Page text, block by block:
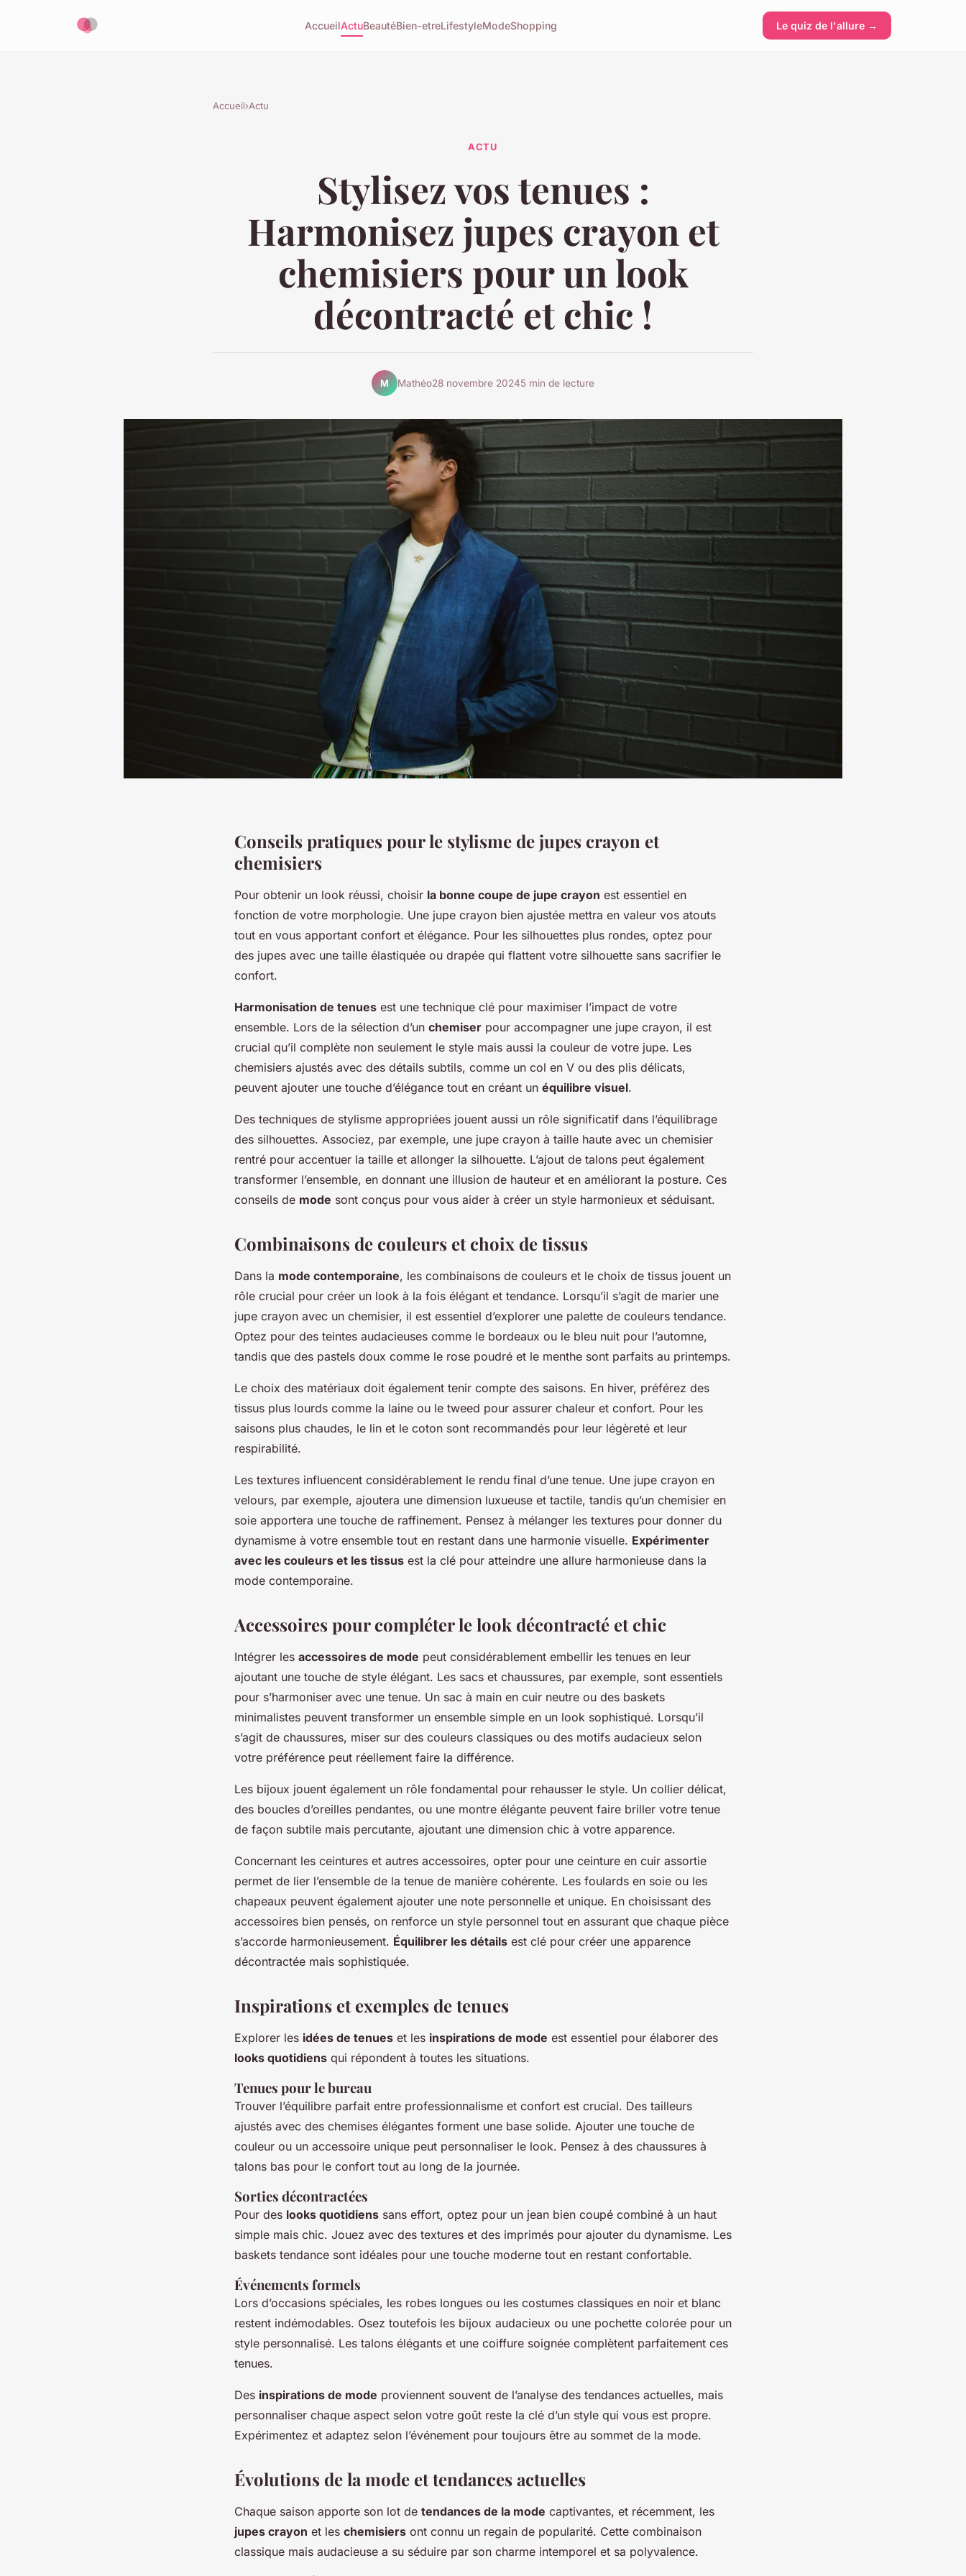
AccueilActuBeautéBien-etreLifestyleModeShopping Le quiz de l'allure →
Accueil›Actu
ACTU
Stylisez vos tenues :
Harmonisez jupes crayon et
chemisiers pour un look
décontracté et chic !
M Mathéo28 novembre 20245 min de lecture
Conseils pratiques pour le stylisme de jupes crayon et
chemisiers
Pour obtenir un look réussi, choisir la bonne coupe de jupe crayon est essentiel en
fonction de votre morphologie. Une jupe crayon bien ajustée mettra en valeur vos atouts
tout en vous apportant confort et élégance. Pour les silhouettes plus rondes, optez pour
des jupes avec une taille élastiquée ou drapée qui flattent votre silhouette sans sacrifier le
confort.
Harmonisation de tenues est une technique clé pour maximiser l’impact de votre
ensemble. Lors de la sélection d’un chemiser pour accompagner une jupe crayon, il est
crucial qu’il complète non seulement le style mais aussi la couleur de votre jupe. Les
chemisiers ajustés avec des détails subtils, comme un col en V ou des plis délicats,
peuvent ajouter une touche d’élégance tout en créant un équilibre visuel.
Des techniques de stylisme appropriées jouent aussi un rôle significatif dans l’équilibrage
des silhouettes. Associez, par exemple, une jupe crayon à taille haute avec un chemisier
rentré pour accentuer la taille et allonger la silhouette. L’ajout de talons peut également
transformer l’ensemble, en donnant une illusion de hauteur et en améliorant la posture. Ces
conseils de mode sont conçus pour vous aider à créer un style harmonieux et séduisant.
Combinaisons de couleurs et choix de tissus
Dans la mode contemporaine, les combinaisons de couleurs et le choix de tissus jouent un
rôle crucial pour créer un look à la fois élégant et tendance. Lorsqu’il s’agit de marier une
jupe crayon avec un chemisier, il est essentiel d’explorer une palette de couleurs tendance.
Optez pour des teintes audacieuses comme le bordeaux ou le bleu nuit pour l’automne,
tandis que des pastels doux comme le rose poudré et le menthe sont parfaits au printemps.
Le choix des matériaux doit également tenir compte des saisons. En hiver, préférez des
tissus plus lourds comme la laine ou le tweed pour assurer chaleur et confort. Pour les
saisons plus chaudes, le lin et le coton sont recommandés pour leur légèreté et leur
respirabilité.
Les textures influencent considérablement le rendu final d’une tenue. Une jupe crayon en
velours, par exemple, ajoutera une dimension luxueuse et tactile, tandis qu’un chemisier en
soie apportera une touche de raffinement. Pensez à mélanger les textures pour donner du
dynamisme à votre ensemble tout en restant dans une harmonie visuelle. Expérimenter
avec les couleurs et les tissus est la clé pour atteindre une allure harmonieuse dans la
mode contemporaine.
Accessoires pour compléter le look décontracté et chic
Intégrer les accessoires de mode peut considérablement embellir les tenues en leur
ajoutant une touche de style élégant. Les sacs et chaussures, par exemple, sont essentiels
pour s’harmoniser avec une tenue. Un sac à main en cuir neutre ou des baskets
minimalistes peuvent transformer un ensemble simple en un look sophistiqué. Lorsqu’il
s’agit de chaussures, miser sur des couleurs classiques ou des motifs audacieux selon
votre préférence peut réellement faire la différence.
Les bijoux jouent également un rôle fondamental pour rehausser le style. Un collier délicat,
des boucles d’oreilles pendantes, ou une montre élégante peuvent faire briller votre tenue
de façon subtile mais percutante, ajoutant une dimension chic à votre apparence.
Concernant les ceintures et autres accessoires, opter pour une ceinture en cuir assortie
permet de lier l’ensemble de la tenue de manière cohérente. Les foulards en soie ou les
chapeaux peuvent également ajouter une note personnelle et unique. En choisissant des
accessoires bien pensés, on renforce un style personnel tout en assurant que chaque pièce
s’accorde harmonieusement. Équilibrer les détails est clé pour créer une apparence
décontractée mais sophistiquée.
Inspirations et exemples de tenues
Explorer les idées de tenues et les inspirations de mode est essentiel pour élaborer des
looks quotidiens qui répondent à toutes les situations.
Tenues pour le bureau
Trouver l’équilibre parfait entre professionnalisme et confort est crucial. Des tailleurs
ajustés avec des chemises élégantes forment une base solide. Ajouter une touche de
couleur ou un accessoire unique peut personnaliser le look. Pensez à des chaussures à
talons bas pour le confort tout au long de la journée.
Sorties décontractées
Pour des looks quotidiens sans effort, optez pour un jean bien coupé combiné à un haut
simple mais chic. Jouez avec des textures et des imprimés pour ajouter du dynamisme. Les
baskets tendance sont idéales pour une touche moderne tout en restant confortable.
Événements formels
Lors d’occasions spéciales, les robes longues ou les costumes classiques en noir et blanc
restent indémodables. Osez toutefois les bijoux audacieux ou une pochette colorée pour un
style personnalisé. Les talons élégants et une coiffure soignée complètent parfaitement ces
tenues.
Des inspirations de mode proviennent souvent de l’analyse des tendances actuelles, mais
personnaliser chaque aspect selon votre goût reste la clé d’un style qui vous est propre.
Expérimentez et adaptez selon l’événement pour toujours être au sommet de la mode.
Évolutions de la mode et tendances actuelles
Chaque saison apporte son lot de tendances de la mode captivantes, et récemment, les
jupes crayon et les chemisiers ont connu un regain de popularité. Cette combinaison
classique mais audacieuse a su séduire par son charme intemporel et sa polyvalence.